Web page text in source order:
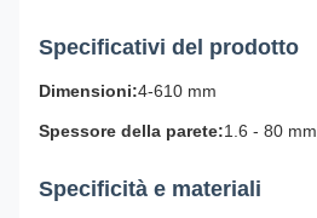
Specificativi del prodotto
Dimensioni:4-610 mm
Spessore della parete:1.6 - 80 mm
Specificità e materiali